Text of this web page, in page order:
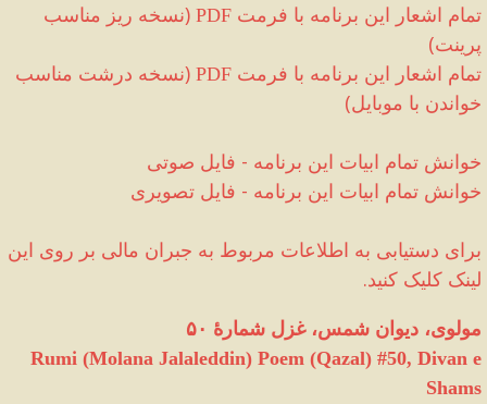
تمام اشعار این برنامه با فرمت PDF
(نسخه ریز مناسب
پرینت)
تمام اشعار این برنامه با فرمت PDF
(نسخه درشت مناسب
خواندن با موبایل)
خوانش تمام ابیات این برنامه - فایل صوتی
خوانش تمام ابیات این برنامه - فایل تصویری
برای دستیابی به اطلاعات مربوط به جبران مالی‌ بر روی این
لینک کلیک کنید.
مولوی، دیوان شمس، غزل شمارهٔ ۵۰
Rumi (Molana Jalaleddin) Poem (Qazal) #50, Divan e
Shams